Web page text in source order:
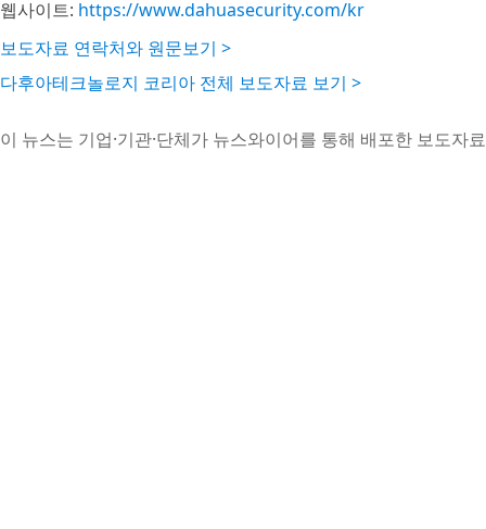
웹사이트: https://www.dahuasecurity.com/kr
보도자료 연락처와 원문보기 >
다후아테크놀로지 코리아 전체 보도자료 보기 >
이 뉴스는 기업·기관·단체가 뉴스와이어를 통해 배포한 보도자